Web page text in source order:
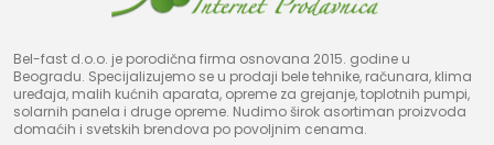
Bel-fast d.o.o. je porodična firma osnovana 2015. godine u
Beogradu. Specijalizujemo se u prodaji bele tehnike, računara, klima
uređaja, malih kućnih aparata, opreme za grejanje, toplotnih pumpi,
solarnih panela i druge opreme. Nudimo širok asortiman proizvoda
domaćih i svetskih brendova po povoljnim cenama.